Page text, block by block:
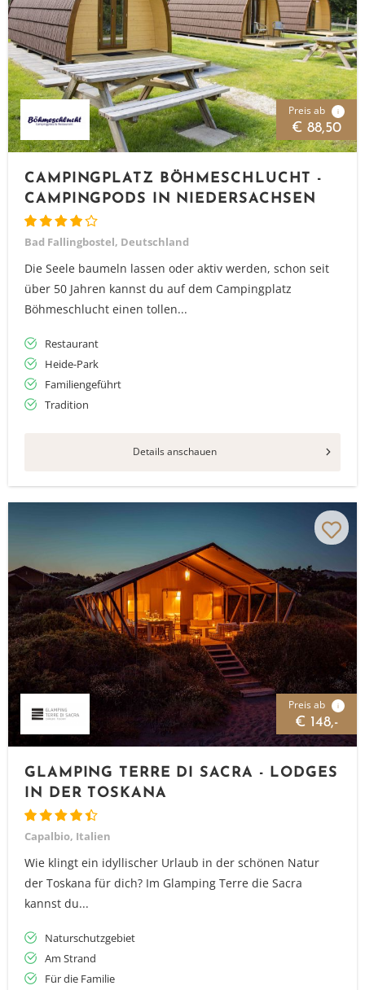
Preis ab i
€ 88,50
CAMPINGPLATZ BÖHMESCHLUCHT -
CAMPINGPODS IN NIEDERSACHSEN
Bad Fallingbostel, Deutschland
Die Seele baumeln lassen oder aktiv werden, schon seit
über 50 Jahren kannst du auf dem Campingplatz
Böhmeschlucht einen tollen...
Restaurant
Heide-Park
Familiengeführt
Tradition
Details anschauen
Preis ab i
€ 148,-
GLAMPING TERRE DI SACRA - LODGES
IN DER TOSKANA
Capalbio, Italien
Wie klingt ein idyllischer Urlaub in der schönen Natur
der Toskana für dich? Im Glamping Terre die Sacra
kannst du...
Naturschutzgebiet
Am Strand
Für die Familie